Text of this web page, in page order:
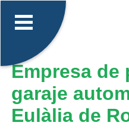
Empresa de
garaje
Eulàlia de